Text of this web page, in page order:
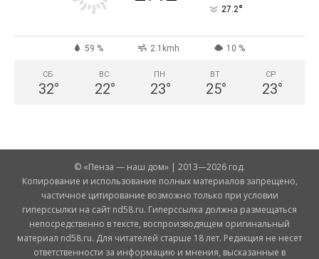
27.2°
59 % 2.1kmh 10 %
СБ
32°
ВС
22°
ПН
23°
ВТ
25°
СР
23°
© «Пенза — наш дом» | 2013—2026 год.
Копирование и использование полных материалов запрещено,
частичное цитирование возможно только при условии
гиперссылки на сайт nd58.ru. Гиперссылка должна размещаться
непосредственно в тексте, воспроизводящем оригинальный
материал nd58.ru. Для читателей старше 18 лет. Редакция не несет
ответственности за информацию и мнения, высказанные в